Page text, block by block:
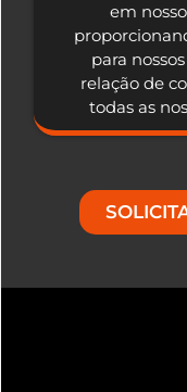
em
para
relação de
todas as